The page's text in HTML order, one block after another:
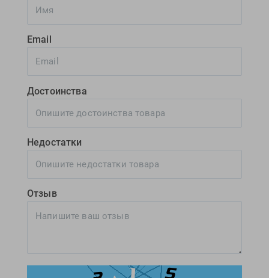
Email
Достоинства
Недостатки
Отзыв